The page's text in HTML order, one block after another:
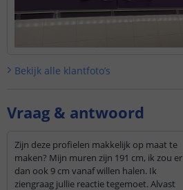
Bekijk alle klantfoto’s
Vraag & antwoord
Zijn deze profielen makkelijk op maat te
maken? Mijn muren zijn 191 cm, ik zou er
dan ook 9 cm vanaf willen halen. Ik
ziengraag jullie reactie tegemoet. Alvast